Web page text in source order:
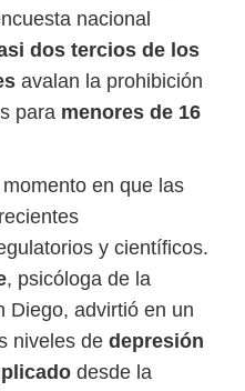
nacional
dos tercios de los
avalan la prohibición
para menores de 16
en que las
y científicos.
, psicóloga de la
Diego, advirtió en un
niveles de depresión
desde la